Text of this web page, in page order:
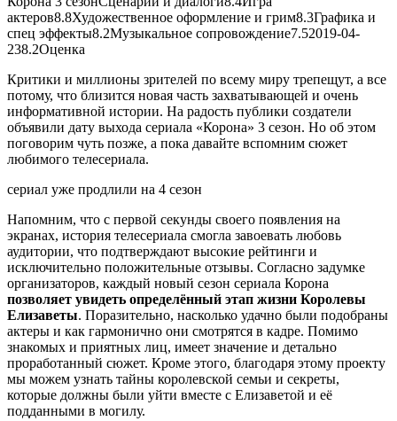
актеров8.8Художественное оформление и грим8.3Графика и
спец эффекты8.2Музыкальное сопровождение7.52019-04-
238.2Оценка
Критики и миллионы зрителей по всему миру трепещут, а все
потому, что близится новая часть захватывающей и очень
информативной истории. На радость публики создатели
объявили дату выхода сериала «Корона» 3 сезон. Но об этом
поговорим чуть позже, а пока давайте вспомним сюжет
любимого телесериала.
сериал уже продлили на 4 сезон
Напомним, что с первой секунды своего появления на
экранах, история телесериала смогла завоевать любовь
аудитории, что подтверждают высокие рейтинги и
исключительно положительные отзывы. Согласно задумке
организаторов, каждый новый сезон сериала Корона
позволяет увидеть определённый этап жизни Королевы
Елизаветы. Поразительно, насколько удачно были подобраны
актеры и как гармонично они смотрятся в кадре. Помимо
знакомых и приятных лиц, имеет значение и детально
проработанный сюжет. Кроме этого, благодаря этому проекту
мы можем узнать тайны королевской семьи и секреты,
которые должны были уйти вместе с Елизаветой и её
подданными в могилу.